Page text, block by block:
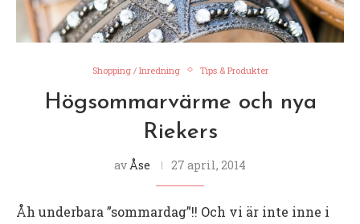
Shopping / Inredning Tips & Produkter
Högsommarvärme och nya
Riekers
av Åse 27 april, 2014
Åh underbara ”sommardag”!! Och vi är inte inne i